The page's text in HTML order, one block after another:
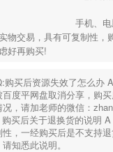
手机、
物交易，具有可复制性，
好再购买!
购买后资源失效了怎么办
度平网盘取消分享，购
，请加老师的微信：
买后关于退换货的说明
，一经购买后是不支持退
知悉此说明。